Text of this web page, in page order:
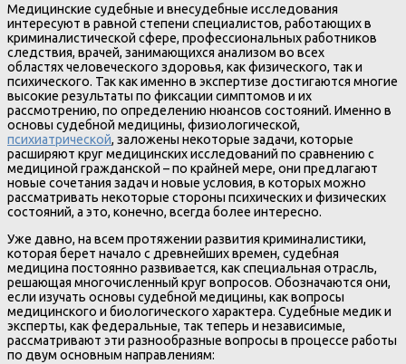
Медицинские судебные и внесудебные исследования
интересуют в равной степени специалистов, работающих в
криминалистической сфере, профессиональных работников
следствия, врачей, занимающихся анализом во всех
областях человеческого здоровья, как физического, так и
психического. Так как именно в экспертизе достигаются многие
высокие результаты по фиксации симптомов и их
рассмотрению, по определению нюансов состояний. Именно в
основы судебной медицины, физиологической,
психиатрической, заложены некоторые задачи, которые
расширяют круг медицинских исследований по сравнению с
медициной гражданской – по крайней мере, они предлагают
новые сочетания задач и новые условия, в которых можно
рассматривать некоторые стороны психических и физических
состояний, а это, конечно, всегда более интересно.
Уже давно, на всем протяжении развития криминалистики,
которая берет начало с древнейших времен, судебная
медицина постоянно развивается, как специальная отрасль,
решающая многочисленный круг вопросов. Обозначаются они,
если изучать основы судебной медицины, как вопросы
медицинского и биологического характера. Судебные медик и
эксперты, как федеральные, так теперь и независимые,
рассматривают эти разнообразные вопросы в процессе работы
по двум основным направлениям: